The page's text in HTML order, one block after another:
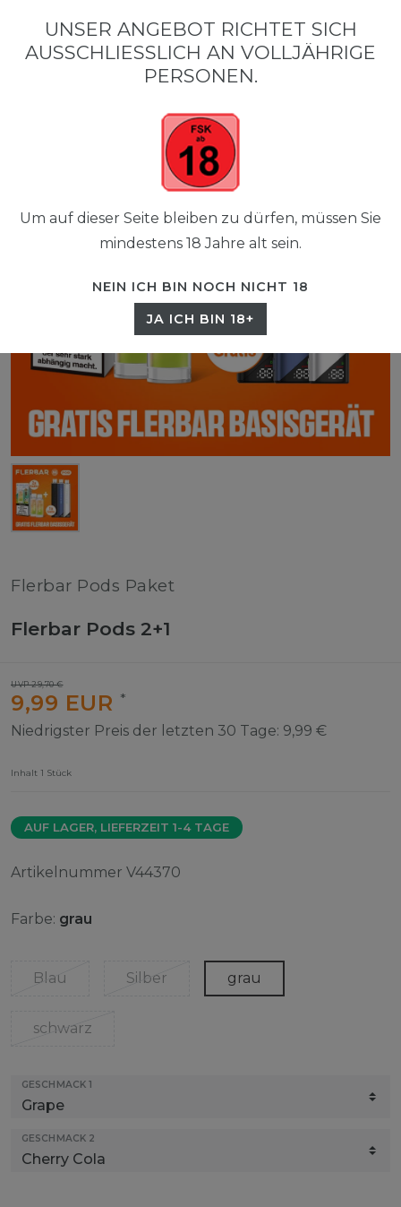
0
0,00 EUR
Flerbar Pods Paket
Flerbar Pods 2+1
UVP 29,70 €
9,99 EUR *
Niedrigster Preis der letzten 30 Tage: 9,99 €
Inhalt 1 Stück
AUF LAGER, LIEFERZEIT 1-4 TAGE
Artikelnummer V44370
Farbe: grau
Blau Silber grau
schwarz
GESCHMACK 1
GESCHMACK 2
UNSER ANGEBOT RICHTET SICH
AUSSCHLIESSLICH AN VOLLJÄHRIGE P
ERSONEN.
Um auf dieser Seite bleiben zu dürfen, müssen Sie
mindestens 18 Jahre alt sein.
NEIN ICH BIN NOCH NICHT 18
JA ICH BIN 18+